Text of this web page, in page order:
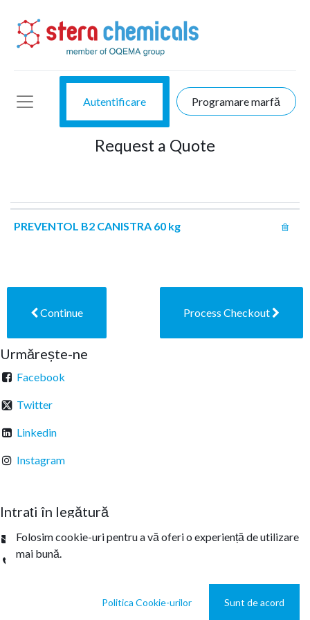
Autentificare Programare marfă
Request a Quote
PREVENTOL B2 CANISTRA 60 kg
Continue Process Checkout
Urmărește-ne
Facebook
Twitter
Linkedin
Instagram
Intrați în legătură
office@sterachemicals.ro
+40 21 457 03 22
Folosim cookie-uri pentru a vă oferi o experiență de utilizare
mai bună.
Politica Cookie-urilor Sunt de acord